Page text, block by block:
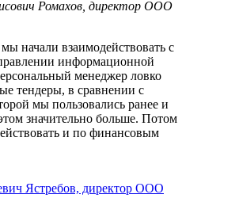
Ромахов, директор ООО
начали взаимодействовать с
информационной
менеджер ловко
тендеры, в сравнении с
мы пользовались ранее и
значительно больше. Потом
и по финансовым